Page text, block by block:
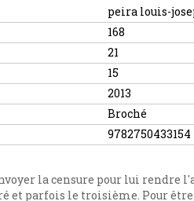
peira louis-
168
21
15
2013
Broché
9782750433154
la censure pour lui rendre
parfois le troisième. Pour être